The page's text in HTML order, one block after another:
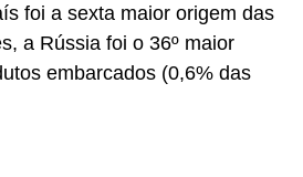
foi a sexta maior origem das
a Rússia foi o 36º maior
embarcados (0,6% das